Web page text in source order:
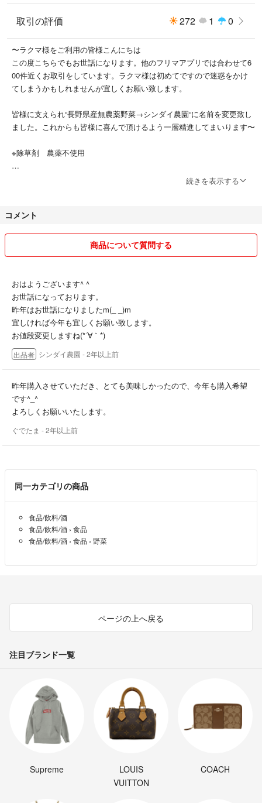
※ご購入後に畑へ行き収穫します。
★毎月1日または月の最終日に価格の見直しをします。高くなったり低く
なったりする場合がございます。
★お値段の交渉について
いつもごひいきしてくださっている方以外のお値引きはお断りします。働
と農業をしてくれる方もさらに少なくなってしまいます。安さをお求めの
方は他の方も同じような品物をお安く出品しております。そちらでのご購
以上をご理解頂きそれでもご縁を頂けましたら未熟者ですが精一杯応えさ
せて頂きます。どうぞ宜しくお願いします。
天ぷら
免疫力アップ
葉ニンニク
取引の評価 272 1 0
〜ラクマ様をご利用の皆様こんにちは
この度こちらでもお世話になります。他のフリマアプリでは合わせて6
00件近くお取引をしています。ラクマ様は初めてですので迷惑をかけ
てしまうかもしれませんが宜しくお願い致します。
皆様に支えられ“長野県産無農薬野菜→シンダイ農園“に名前を変更致し
ました。これからも皆様に喜んで頂けるよう一層精進してまいります〜
※除草剤 農薬不使用
★日中は会社に勤務しており思うように返信が出来ない場合がございま
平日 18時〜21時
☆リピート様購入割引 5%引
★発送について
※収穫してから当日発送になります。
常温発送になります。
クール便をご希望の方は＋300円お願い致します。
生産 収穫 発送は家族でしているため量が多くなりますと発送までに
日数を頂く場合がございます。
以上ご不明な点がございましたら気軽にコメントください。
続きを表示する
コメント
商品について質問する
おはようございます^ ^
お世話になっております。
昨年はお世話になりましたm(_ _)m
宜しければ今年も宜しくお願い致します。
お値段変更しますね(*´∀｀*)
出品者 シンダイ農園 - 2年以上前
昨年購入させていただき、とても美味しかったので、今年も購入希望
です^_^
よろしくお願いいたします。
ぐでたま - 2年以上前
同一カテゴリの商品
食品/飲料/酒
食品/飲料/酒 › 食品
食品/飲料/酒 › 食品 › 野菜
ページの上へ戻る
注目ブランド一覧
Supreme
LOUIS
VUITTON
COACH